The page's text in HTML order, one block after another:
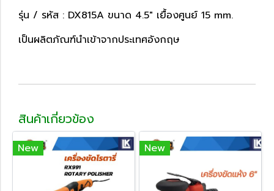
รุ่น / รหัส : DX815A ขนาด 4.5" เยื้องศูนย์ 15 mm.
เป็นผลิตภัณฑ์นำเข้าจากประเทศอังกฤษ
สินค้าเกี่ยวข้อง
New New